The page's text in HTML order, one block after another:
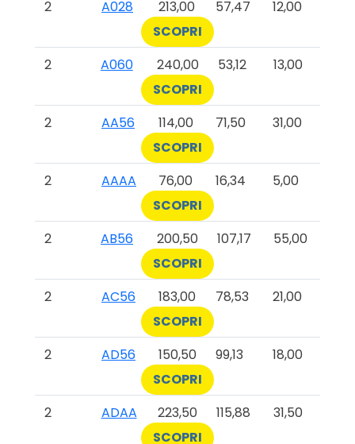
2 A028 213,00 57,47
12,00
SCOPRI
2
A060 240,00 53,12
13,00
SCOPRI
2
AA56 114,00 71,50
31,00
SCOPRI
2
AAAA 76,00 16,34
5,00
SCOPRI
2
AB56 200,50 107,17
55,00
SCOPRI
2
AC56 183,00 78,53
21,00
SCOPRI
2
AD56 150,50 99,13
18,00
SCOPRI
2
ADAA 223,50 115,88
31,50
SCOPRI